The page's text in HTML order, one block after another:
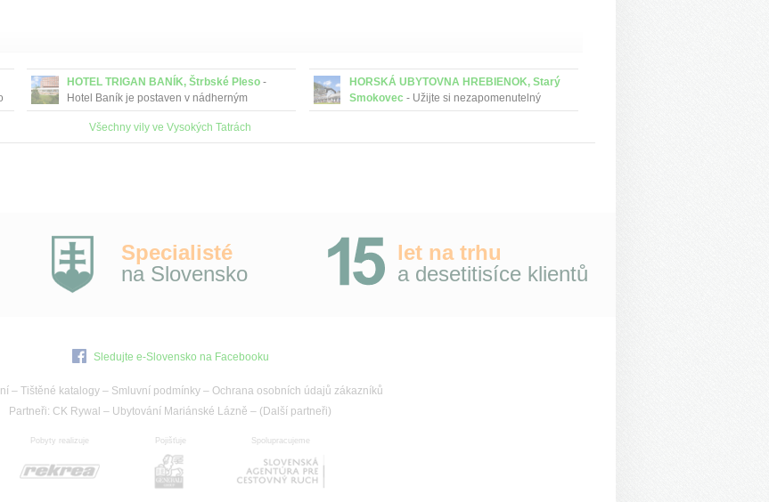
HOTEL TRIGAN BANÍK, Štrbské Pleso -
Hotel Baník je postaven v nádherným
prostředí Vysokých Tater při Novém Štrbském
plese na území Tatranského národního
parku, který je ne...
HORSKÁ UBYTOVNA HREBIENOK, Starý
Smokovec - Užijte si nezapomenutelný
pobyt v Horské ubytovně Hrebienok, který se
lanovky ve Starém Smokovc...
Všechny vily ve Vysokých Tatrách
Specialisté
na Slovensko
let na trhu
a desetitisíce klientů
Sledujte e-Slovensko na Facebooku
– Tištěné katalogy– Smluvní podmínky– Ochrana osobních údajů zákazníků
Partneři: CK Rywal – Ubytování Mariánské Lázně – (Další partneři)
Pobyty realizuje Pojišťuje Spolupracujeme